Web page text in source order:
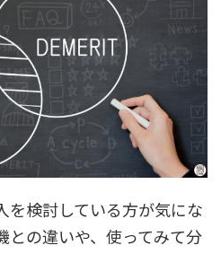
を検討している方が気にな
との違いや、使ってみて分